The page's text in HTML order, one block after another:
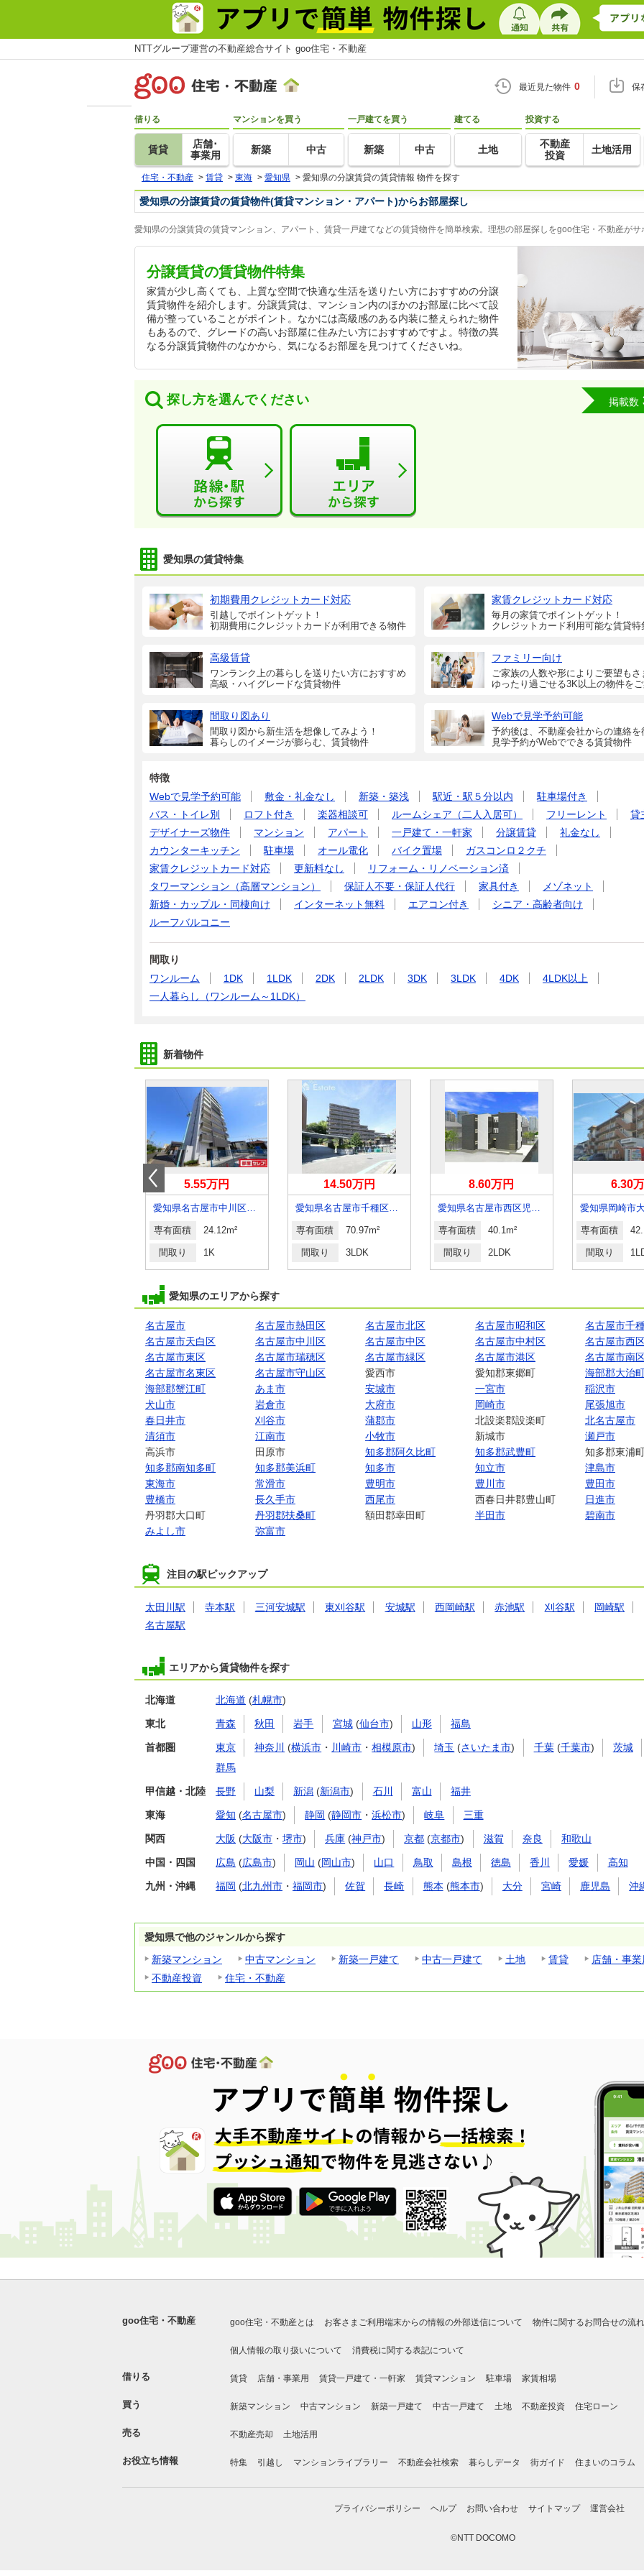
NTTグループ運営の不動産総合サイト goo住宅・不動産
最近見た物件 0 保
借りる
賃貸
店舗･
事業用
マンションを買う
新築 中古
一戸建てを買う
新築 中古
建てる
土地
投資する
不動産
投資
土地活用
住宅・不動産 > 賃貸 > 東海 > 愛知県 > 愛知県の分譲賃貸の賃貸情報 物件を探す
愛知県の分譲賃貸の賃貸物件(賃貸マンション・アパート)からお部屋探し
愛知県の分譲賃貸の賃貸マンション、アパート、賃貸一戸建てなどの賃貸物件を簡単検索。理想の部屋探しをgoo住宅・不動産がサ
分譲賃貸の賃貸物件特集
家賃が少し高くても、上質な空間で快適な生活を送りたい方におすすめの分譲
賃貸物件を紹介します。分譲賃貸は、マンション内のほかのお部屋に比べて設
備が整っていることがポイント。なかには高級感のある内装に整えられた物件
もあるので、グレードの高いお部屋に住みたい方におすすめですよ。特徴の異
なる分譲賃貸物件のなかから、気になるお部屋を見つけてくださいね。
探し方を選んでください 掲載数
愛知県の賃貸特集
初期費用クレジットカード対応
引越しでポイントゲット！
初期費用にクレジットカードが利用できる物件
家賃クレジットカード対応
毎月の家賃でポイントゲット！
クレジットカード利用可能な賃貸特
高級賃貸
ワンランク上の暮らしを送りたい方におすすめ
高級・ハイグレードな賃貸物件
ファミリー向け
ご家族の人数や形によりご要望もさ
ゆったり過ごせる3K以上の物件を
間取り図あり
間取り図から新生活を想像してみよう！
暮らしのイメージが膨らむ、賃貸物件
Webで見学予約可能
予約後は、不動産会社からの連絡を
見学予約がWebでできる賃貸物件
特徴
Webで見学予約可能
敷金・礼金なし 新築・築浅 駅近・駅５分以内
駐車場付き
バス・トイレ別
ロフト付き 楽器相談可 ルームシェア（二人入居可） フリーレント
貸
デザイナーズ物件
マンション アパート 一戸建て・一軒家 分譲賃貸
礼金なし
カウンターキッチン
駐車場 オール電化 バイク置場
ガスコンロ２クチ
家賃クレジットカード対応
更新料なし
リフォーム・リノベーション済
タワーマンション（高層マンション）
保証人不要・保証人代行 家具付き
メゾネット
新婚・カップル・同棲向け
インターネット無料 エアコン付き
シニア・高齢者向け
ルーフバルコニー
間取り
ワンルーム
1DK 1LDK 2DK 2LDK 3DK 3LDK 4DK
4LDK以上
一人暮らし（ワンルーム～1LDK）
新着物件
5.55万円
愛知県名古屋市中川区花池町１丁目
専有面積 24.12m²
間取り 1K
14.50万円
愛知県名古屋市千種区星が丘山手
専有面積 70.97m²
間取り 3LDK
8.60万円
愛知県名古屋市西区児玉３丁目
専有面積 40.1m²
間取り 2LDK
6.30
愛知県岡崎市
専有面積
間取り
愛知県のエリアから探す
名古屋市 名古屋市熱田区 名古屋市北区 名古屋市昭和区
名古屋市千
名古屋市天白区
名古屋市中川区 名古屋市中区 名古屋市中村区
名古屋市西
名古屋市東区
名古屋市瑞穂区 名古屋市緑区 名古屋市港区
名古屋市南
名古屋市名東区
名古屋市守山区 愛西市 愛知郡東郷町
海部郡大治
海部郡蟹江町
あま市 安城市 一宮市
稲沢市
犬山市
岩倉市 大府市 岡崎市
尾張旭市
春日井市
刈谷市 蒲郡市 北設楽郡設楽町
北名古屋市
清須市
江南市 小牧市 新城市
瀬戸市
高浜市
田原市 知多郡阿久比町 知多郡武豊町
知多郡東浦
知多郡南知多町
知多郡美浜町 知多市 知立市
津島市
東海市
常滑市 豊明市 豊川市
豊田市
豊橋市
長久手市 西尾市 西春日井郡豊山町
日進市
丹羽郡大口町
丹羽郡扶桑町 額田郡幸田町 半田市
碧南市
みよし市
弥富市
注目の駅ピックアップ
太田川駅 寺本駅 三河安城駅 東刈谷駅 安城駅 西岡崎駅 赤池駅 刈谷駅
岡崎駅
名古屋駅
エリアから賃貸物件を探す
北海道 北海道 (札幌市)
東北 青森 秋田 岩手 宮城(仙台市) 山形 福島
首都圏 東京 神奈川 (横浜市 ・ 川崎市 ・相模原市) 埼玉 (さいたま市) 千葉(千葉市)
茨城
群馬
甲信越・北陸 長野 山梨 新潟 (新潟市) 石川 富山 福井
東海 愛知 (名古屋市) 静岡 (静岡市 ・浜松市) 岐阜 三重
関西 大阪 (大阪市 ・ 堺市) 兵庫 (神戸市) 京都 (京都市) 滋賀 奈良 和歌山
中国・四国 広島 (広島市) 岡山 (岡山市) 山口 鳥取 島根 徳島 香川 愛媛 高知
九州・沖縄 福岡 (北九州市 ・ 福岡市) 佐賀 長崎 熊本 (熊本市) 大分 宮崎 鹿児島 沖
愛知県で他のジャンルから探す
新築マンション
中古マンション 新築一戸建て 中古一戸建て 土地 賃貸
店舗・事業
不動産投資
住宅・不動産
goo住宅・不動産 goo住宅・不動産とは お客さまご利用端末からの情報の外部送信について 物件に関するお問合せの流れ
個人情報の取り扱いについて 消費税に関する表記について
借りる 賃貸 店舗・事業用 賃貸一戸建て・一軒家 賃貸マンション 駐車場 家賃相場
買う 新築マンション 中古マンション 新築一戸建て 中古一戸建て 土地 不動産投資 住宅ローン
売る 不動産売却 土地活用
お役立ち情報 特集 引越し マンションライブラリー 不動産会社検索 暮らしデータ 街ガイド 住まいのコラム
プライバシーポリシー ヘルプ お問い合わせ サイトマップ 運営会社
©NTT DOCOMO